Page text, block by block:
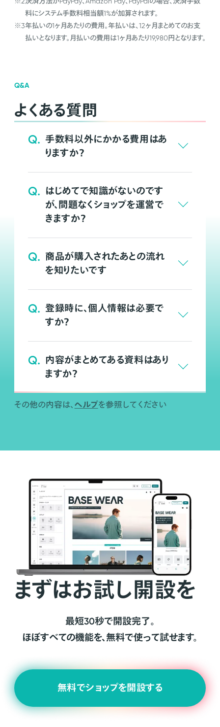
料にシステム手数料相当額1%が加算されます。
※3年払いの1ヶ月あたりの費用。年払いは、12ヶ月まとめてのお支
払いとなります。月払いの費用は1ヶ月あたり19,980円となります。
Q&A
よくある質問
Q. 手数料以外にかかる費用はあ
りますか？
Q. はじめてで知識がないのです
が、問題なくショップを運営で
きますか？
Q. 商品が購入されたあとの流れ
を知りたいです
Q. 登録時に、個人情報は必要で
すか？
Q. 内容がまとめてある資料はあり
ますか？
その他の内容は、 ヘルプを参照してください
まずはお試し開設を
最短30秒で開設完了。
ほぼすべての機能を、無料で使って試せます。
無料でショップを開設する